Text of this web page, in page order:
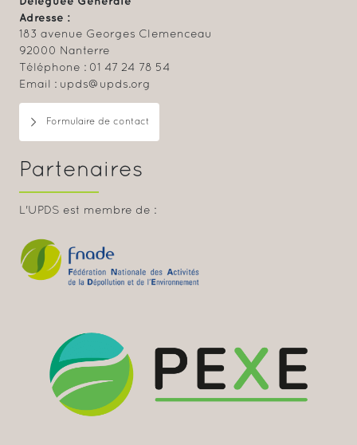
Adresse :
183 avenue Georges Clemenceau
92000 Nanterre
Téléphone : 01 47 24 78 54
Email : upds@upds.org
Formulaire de contact
Partenaires
L'UPDS est membre de :